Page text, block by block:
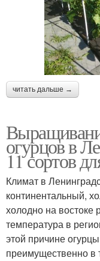
читать дальше →
огурцов в
11 сортов
Климат в
континентальный,
холодно на востоке
температура в
этой причине
преимущественно в